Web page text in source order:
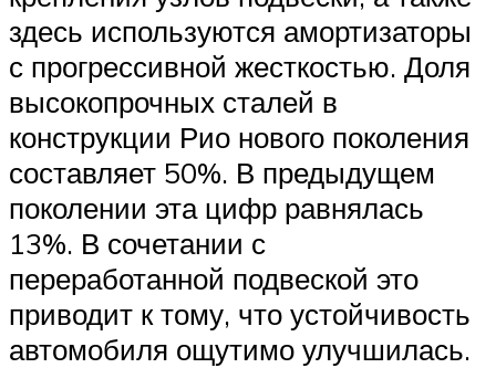
здесь используются амортизаторы
с прогрессивной жесткостью. Доля
высокопрочных сталей в
конструкции Рио нового поколения
составляет 50%. В предыдущем
поколении эта цифр равнялась
13%. В сочетании с
переработанной подвеской это
приводит к тому, что устойчивость
автомобиля ощутимо улучшилась.